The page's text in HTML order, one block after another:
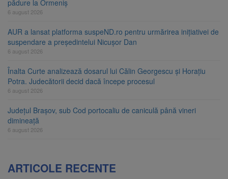
pădure la Ormeniș
6 august 2026
AUR a lansat platforma suspeND.ro pentru urmărirea inițiativei de
suspendare a președintelui Nicușor Dan
6 august 2026
Înalta Curte analizează dosarul lui Călin Georgescu și Horațiu
Potra. Judecătorii decid dacă începe procesul
6 august 2026
Județul Brașov, sub Cod portocaliu de caniculă până vineri
dimineață
6 august 2026
ARTICOLE RECENTE